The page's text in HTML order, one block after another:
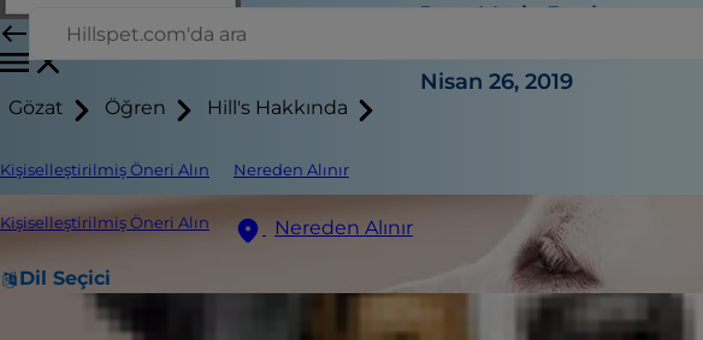
Gözat Öğren Hill's Hakkında
Kişiselleştirilmiş Öneri Alın Nereden Alınır
Kişiselleştirilmiş Öneri Alın Nereden Alınır
Dil Seçici
Jean Marie Bauhaus
Nisan 26, 2019